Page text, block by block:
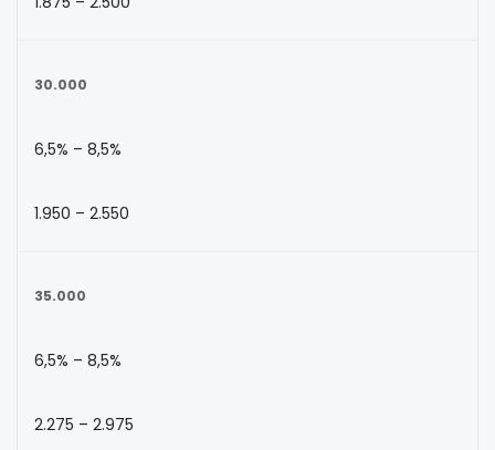
30.000
6,5% – 8,5%
1.950 – 2.550
35.000
6,5% – 8,5%
2.275 – 2.975